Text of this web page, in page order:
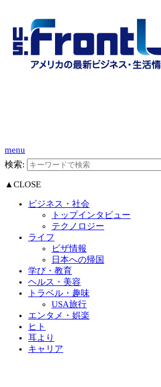
menu
検索:
▲CLOSE
ビジネス・社会
トップインタビュー
テクノロジー
ライフ
ビザ情報
日本への帰国
学び・教育
ヘルス・美容
トラベル・趣味
USA旅行
エンタメ・娯楽
ヒト
耳より
キャリア